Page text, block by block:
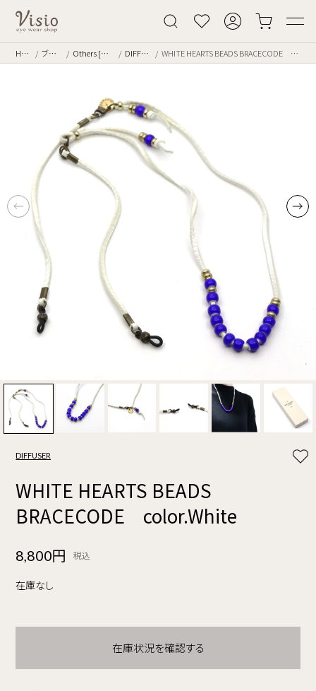
Home ブランド Others [その他] DIFFUSER WHITE HEARTS BEADS BRACECODE color.White
DIFFUSER
WHITE HEARTS BEADS
BRACECODE color.White
8,800円 税込
在庫なし
在庫状況を確認する